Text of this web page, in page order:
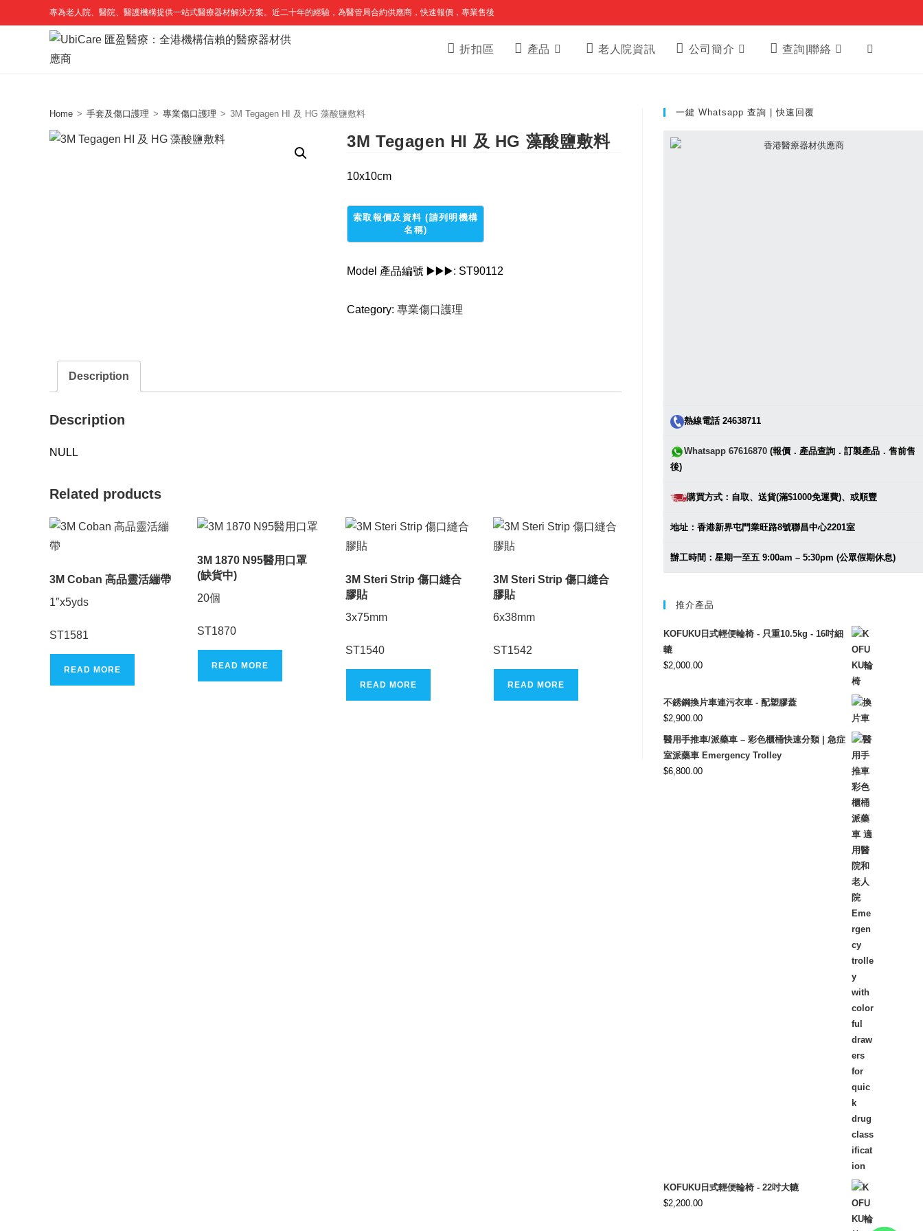
to
專為老人院、醫院、醫護機構提供一站式醫療器材解決方案。近二十年的經驗，為醫管局合約供應商，快速報價，專業售後
折扣區 產品 老人院資訊 公司簡介 查詢|聯絡 Toggle
Home > 手套及傷口護理 > 專業傷口護理 > 3M Tegagen HI 及 HG 藻酸鹽敷料
3M Tegagen HI 及 HG 藻酸鹽敷料
10x10cm
Model 產品編號 ▶️▶️▶️: ST90112
Category:專業傷口護理
Description
Description
NULL
Related products
3M Coban 高品靈活繃帶
1″x5yds
ST1581
READ MORE
3M 1870 N95醫用口罩
(缺貨中)
20個
ST1870
READ MORE
3M Steri Strip 傷口縫合
膠貼
3x75mm
ST1540
READ MORE
3M Steri Strip 傷口縫合
膠貼
6x38mm
ST1542
READ MORE
一鍵 Whatsapp 查詢 | 快速回覆
熱線電話 24638711
Whatsapp 67616870 (報價．產品查詢．訂製產品．售前售
後)
購買方式：自取、送貨(滿$1000免運費)、或順豐
地址：香港新界屯門業旺路8號聯昌中心2201室
辦工時間：星期一至五 9:00am – 5:30pm (公眾假期休息)
推介產品
KOFUKU日式輕便輪椅 - 只重10.5kg - 16吋細
轆
$2,000.00
不銹鋼換片車連污衣車 - 配塑膠蓋
$2,900.00
醫用手推車/派藥車 – 彩色櫃桶快速分類 | 急症
室派藥車 Emergency Trolley
$6,800.00
KOFUKU日式輕便輪椅 - 22吋大轆
$2,200.00